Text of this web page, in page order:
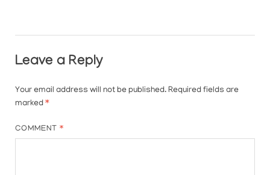
Leave a Reply
Your email address will not be published. Required fields are
marked *
COMMENT*